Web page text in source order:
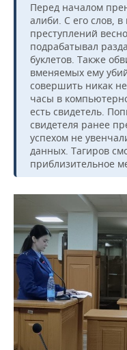
ХОККЕЙ С МЯЧОМ
ПРОИСШЕСТВИЯ
Перед началом
алиби. С его слов,
преступлений
подрабатывал
буклетов. Также
вменяемых ему
совершить никак
часы в
есть свидетель.
свидетеля ранее
успехом не
данных. Тагиров
приблизительное